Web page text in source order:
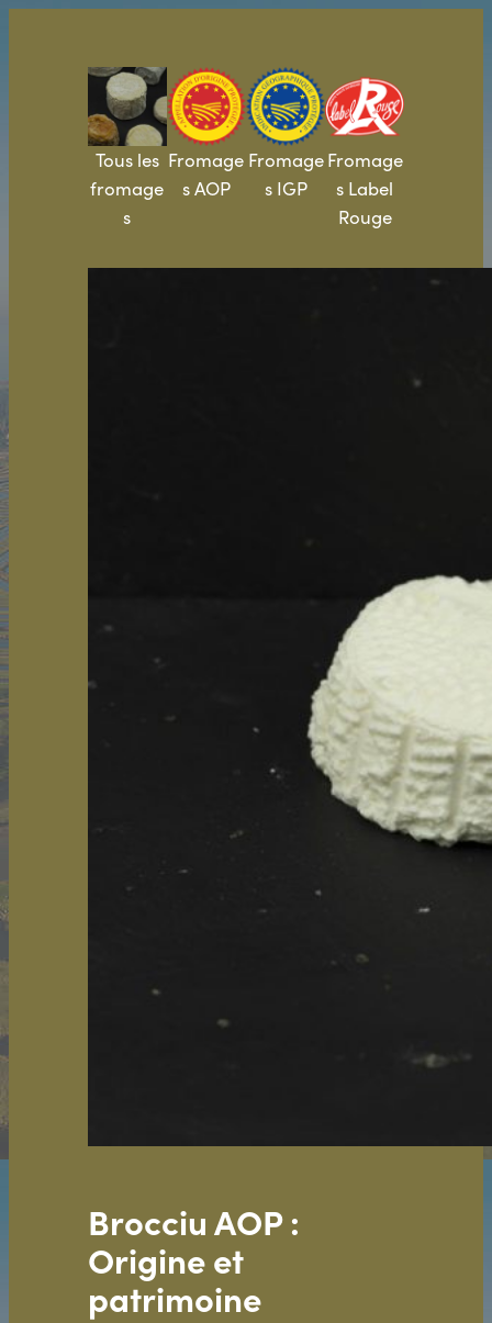
Tous les
fromage
s
Fromage
s AOP
Fromage
s IGP
Fromage
s Label
Rouge
Brocciu AOP :
Origine et
patrimoine